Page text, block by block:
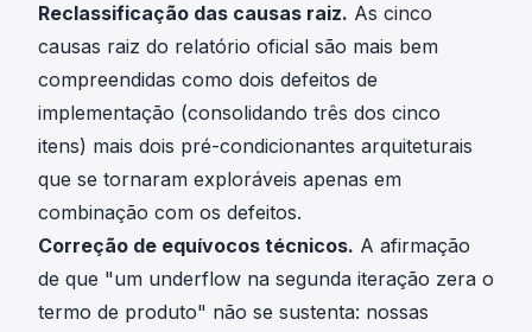
Reclassificação das causas raiz. As cinco
causas raiz do relatório oficial são mais bem
compreendidas como dois defeitos de
implementação (consolidando três dos cinco
itens) mais dois pré-condicionantes arquiteturais
que se tornaram exploráveis apenas em
combinação com os defeitos.
Correção de equívocos técnicos. A afirmação
de que "um underflow na segunda iteração zera o
termo de produto" não se sustenta: nossas